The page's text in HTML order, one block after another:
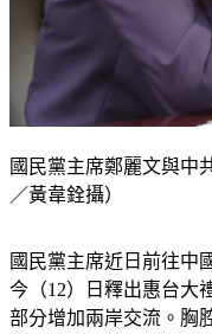
國民黨主席鄭麗文與中
／黃韋銓攝）
國民黨主席近日前往中
今（12）日釋出惠台大
部分增加兩岸交流。胸